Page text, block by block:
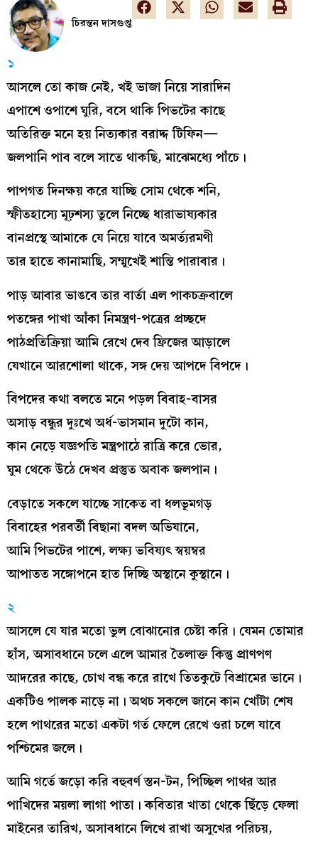
চিরন্তন দাসগুপ্ত
১
আসলে তো কাজ নেই, খই ভাজা নিয়ে সারাদিন
এপাশে ওপাশে ঘুরি, বসে থাকি পিভটের কাছে
অতিরিক্ত মনে হয় নিত্যকার বরাদ্দ টিফিন—
জলপানি পাব বলে সাতে থাকছি, মাঝেমধ্যে পাঁচে।
পাপগত দিনক্ষয় করে যাচ্ছি সোম থেকে শনি,
স্ফীতহাস্যে মূঢ়শস্য তুলে নিচ্ছে ধারাভাষ্যকার
বানপ্রস্থে আমাকে যে নিয়ে যাবে অমর্ত্যরমণী
তার হাতে কানামাছি, সম্মুখেই শান্তি পারাবার।
পাড় আবার ভাঙবে তার বার্তা এল পাকচক্রবালে
পতঙ্গের পাখা আঁকা নিমন্ত্রণ-পত্রের প্রচ্ছদে
পাঠপ্রতিক্রিয়া আমি রেখে দেব ফ্রিজের আড়ালে
যেখানে আরশোলা থাকে, সঙ্গ দেয় আপদে বিপদে।
বিপদের কথা বলতে মনে পড়ল বিবাহ-বাসর
অসাড় বন্ধুর দুঃখে অর্ধ-ভাসমান দুটো কান,
কান নেড়ে যজ্ঞপতি মন্ত্রপাঠে রাত্রি করে ভোর,
ঘুম থেকে উঠে দেখব প্রস্তুত অবাক জলপান।
বেড়াতে সকলে যাচ্ছে সাকেত বা ধলভূমগড়
বিবাহের পরবর্তী বিছানা বদল অভিযানে,
আমি পিভটের পাশে, লক্ষ্য ভবিষ্যৎ স্বয়ম্বর
আপাতত সঙ্গোপনে হাত দিচ্ছি অস্থানে কুস্থানে।
২
আসলে যে যার মতো ভুল বোঝানোর চেষ্টা করি। যেমন তোমার
হাঁস, অসাবধানে চলে এলে আমার তৈলাক্ত কিন্তু প্রাণপণ
আদরের কাছে, চোখ বন্ধ করে রাখে তিতকুটে বিশ্রামের ভানে।
একটিও পালক নাড়ে না। অথচ সকলে জানে কান খোঁটা শেষ
হলে পাথরের মতো একটা গর্ত ফেলে রেখে ওরা চলে যাবে
পশ্চিমের জলে।
আমি গর্তে জড়ো করি বহুবর্ণ স্তন-টন, পিচ্ছিল পাথর আর
পাখিদের ময়লা লাগা পাতা। কবিতার খাতা থেকে ছিঁড়ে ফেলা
মাইনের তারিখ, অসাবধানে লিখে রাখা অসুখের পরিচয়,